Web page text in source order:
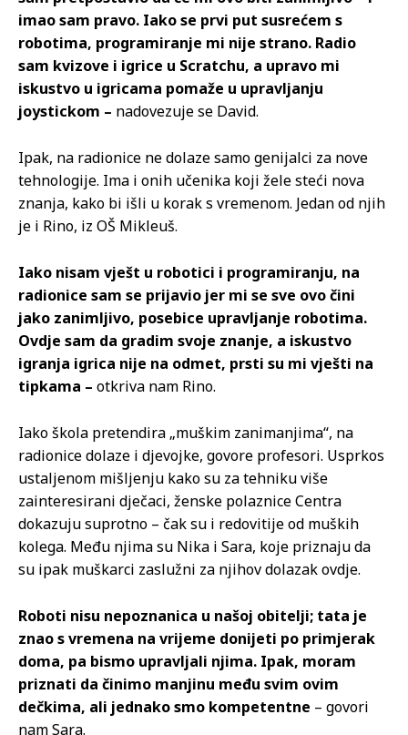
imao sam pravo. Iako se prvi put susrećem s
robotima, programiranje mi nije strano. Radio
sam kvizove i igrice u Scratchu, a upravo mi
iskustvo u igricama pomaže u upravljanju
joystickom – nadovezuje se David.
Ipak, na radionice ne dolaze samo genijalci za nove
tehnologije. Ima i onih učenika koji žele steći nova
znanja, kako bi išli u korak s vremenom. Jedan od njih
je i Rino, iz OŠ Mikleuš.
Iako nisam vješt u robotici i programiranju, na
radionice sam se prijavio jer mi se sve ovo čini
jako zanimljivo, posebice upravljanje robotima.
Ovdje sam da gradim svoje znanje, a iskustvo
igranja igrica nije na odmet, prsti su mi vješti na
tipkama – otkriva nam Rino.
Iako škola pretendira „muškim zanimanjima“, na
radionice dolaze i djevojke, govore profesori. Usprkos
ustaljenom mišljenju kako su za tehniku više
zainteresirani dječaci, ženske polaznice Centra
dokazuju suprotno – čak su i redovitije od muških
kolega. Među njima su Nika i Sara, koje priznaju da
su ipak muškarci zaslužni za njihov dolazak ovdje.
Roboti nisu nepoznanica u našoj obitelji; tata je
znao s vremena na vrijeme donijeti po primjerak
doma, pa bismo upravljali njima. Ipak, moram
priznati da činimo manjinu među svim ovim
dečkima, ali jednako smo kompetentne – govori
nam Sara.